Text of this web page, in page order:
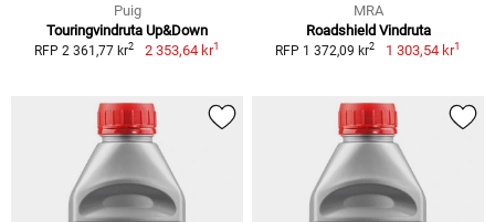
Puig
Touringvindruta Up&Down
RFP 2 361,77 kr2 2 353,64 kr1
MRA
Roadshield Vindruta
RFP 1 372,09 kr2 1 303,54 kr1